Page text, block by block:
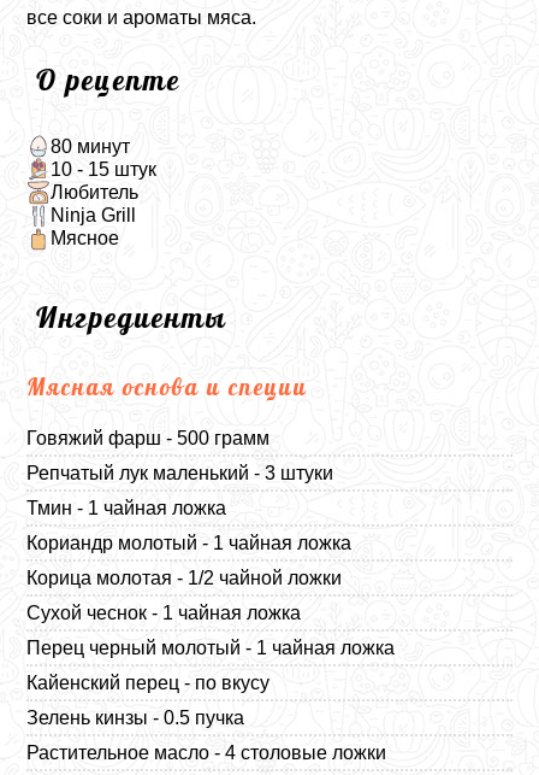
все соки и ароматы мяса.
О рецепте
80 минут
10 - 15 штук
Любитель
Ninja Grill
Мясное
Ингредиенты
Мясная основа и специи
Говяжий фарш - 500 грамм
Репчатый лук маленький - 3 штуки
Тмин - 1 чайная ложка
Кориандр молотый - 1 чайная ложка
Корица молотая - 1/2 чайной ложки
Сухой чеснок - 1 чайная ложка
Перец черный молотый - 1 чайная ложка
Кайенский перец - по вкусу
Зелень кинзы - 0.5 пучка
Растительное масло - 4 столовые ложки